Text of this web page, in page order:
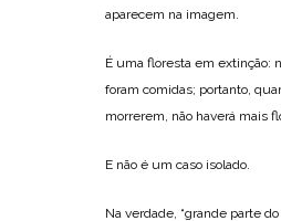
aparecem na imagem.
É uma floresta em extinção:
foram comidas; portanto,
morrerem, não haverá mais
E não é um caso isolado.
Na verdade, “grande parte